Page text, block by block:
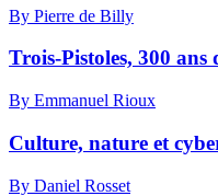
By Pierre de Billy
Trois-Pistoles, 300
By Emmanuel Rioux
Culture, nature et
By Daniel Rosset